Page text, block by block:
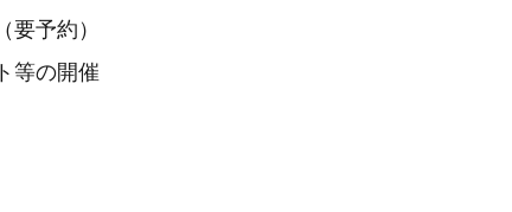
予約）
の開催